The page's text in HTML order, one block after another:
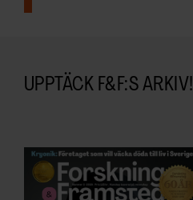
UPPTÄCK F&F:S ARKIV!